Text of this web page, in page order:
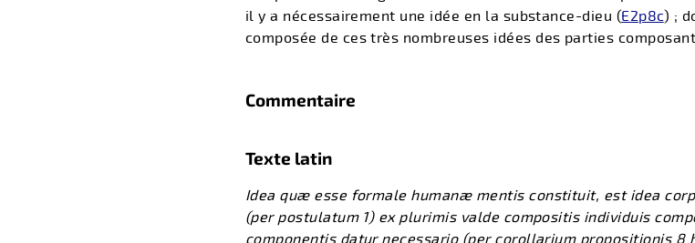
il y a nécessairement une idée en la substance-dieu (E2p8c) ;
composée de ces très nombreuses idées des parties
Commentaire
Texte latin
Idea quæ esse formale humanæ mentis constituit, est idea
(per postulatum 1) ex plurimis valde compositis individuis
componentis datur necessario (per corollarium propositionis 8